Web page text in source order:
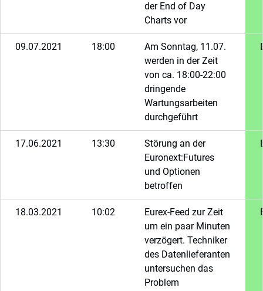
der End of Day
Charts vor
09.07.2021 18:00
Am Sonntag, 11.07.
werden in der Zeit
von ca. 18:00-22:00
dringende
Wartungsarbeiten
durchgeführt
17.06.2021 13:30
Störung an der
Euronext:Futures
und Optionen
betroffen
18.03.2021 10:02
Eurex-Feed zur Zeit
um ein paar Minuten
verzögert. Techniker
des Datenlieferanten
untersuchen das
Problem